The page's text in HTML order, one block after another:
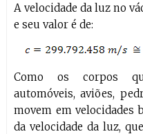
A velocidade da luz no
e seu valor é de:
Como os corpos
automóveis, aviões,
movem em velocidades
da velocidade da luz,